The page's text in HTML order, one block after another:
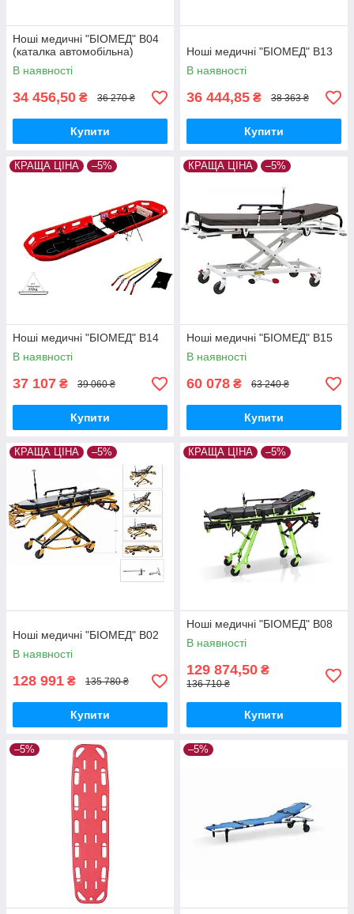
Ноші медичні "БІОМЕД" В04
(каталка автомобільна)
В наявності
34 456,50 ₴ 36 270 ₴
Купити
Ноші медичні "БІОМЕД" В13
В наявності
36 444,85 ₴ 38 363 ₴
Купити
КРАЩА ЦІНА –5%
Ноші медичні "БІОМЕД" В14
В наявності
37 107 ₴ 39 060 ₴
Купити
КРАЩА ЦІНА –5%
Ноші медичні "БІОМЕД" В15
В наявності
60 078 ₴ 63 240 ₴
Купити
КРАЩА ЦІНА –5%
Ноші медичні "БІОМЕД" В02
В наявності
128 991 ₴ 135 780 ₴
Купити
КРАЩА ЦІНА –5%
Ноші медичні "БІОМЕД" В08
В наявності
129 874,50 ₴
136 710 ₴
Купити
–5% –5%